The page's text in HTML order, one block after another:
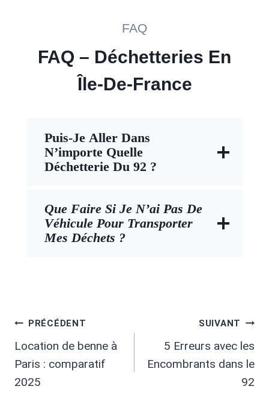
FAQ
FAQ – Déchetteries En
Île-De-France
Puis-Je Aller Dans
N’importe Quelle
Déchetterie Du 92 ?
Que Faire Si Je N’ai Pas De
Véhicule Pour Transporter
Mes Déchets ?
Navigation
De
L’article
PRÉCÉDENT
Location de benne à
Paris : comparatif
2025
SUIVANT
5 Erreurs avec les
Encombrants dans le
92